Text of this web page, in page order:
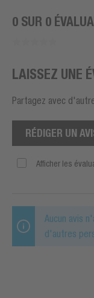
0 SUR 0
LAISSEZ UNE
Partagez avec
RÉDIGER UN
Afficher les
Aucun avis
d'autres